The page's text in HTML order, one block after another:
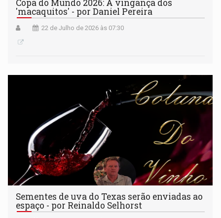
Copa do Mundo 2026: A vingança dos
'macaquitos' - por Daniel Pereira
22 de Julho de 2026 às 07:30
Sementes de uva do Texas serão enviadas ao
espaço - por Reinaldo Selhorst